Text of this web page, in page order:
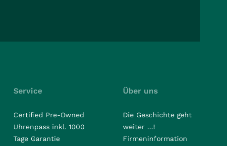
Service
Certified Pre-Owned
Uhrenpass inkl. 1000
Tage Garantie
Über uns
Die Geschichte geht
weiter ...!
Firmeninformation